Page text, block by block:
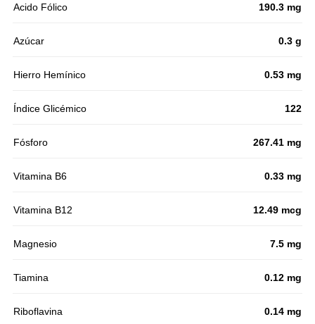
Acido Fólico 190.3 mg
Azúcar 0.3 g
Hierro Hemínico 0.53 mg
Índice Glicémico 122
Fósforo 267.41 mg
Vitamina B6 0.33 mg
Vitamina B12 12.49 mcg
Magnesio 7.5 mg
Tiamina 0.12 mg
Riboflavina 0.14 mg